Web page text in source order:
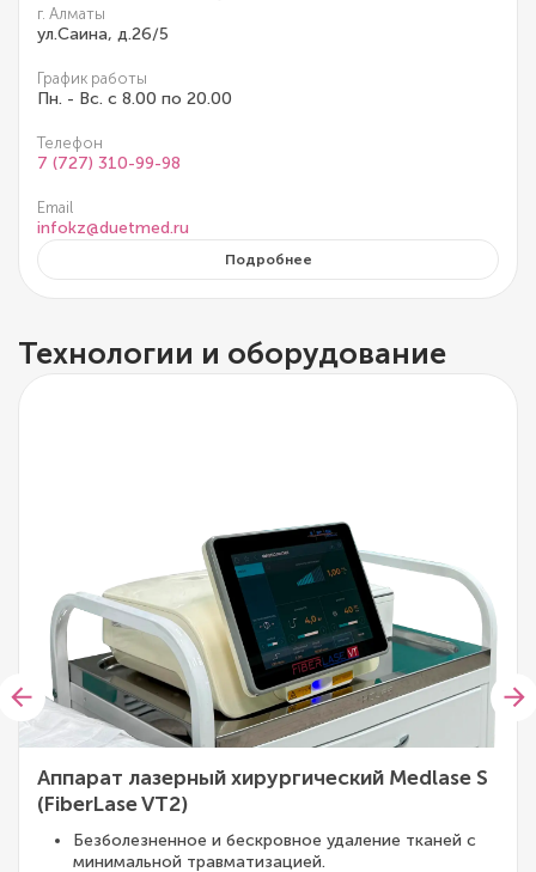
г. Алматы
ул.Саина, д.26/5
График работы
Пн. - Вс. с 8.00 по 20.00
Телефон
7 (727) 310-99-98
Email
infokz@duetmed.ru
Подробнее
Технологии и оборудование
Аппарат лазерный хирургический Medlase S
(FiberLase VT2)
Безболезненное и бескровное удаление тканей с
минимальной травматизацией.